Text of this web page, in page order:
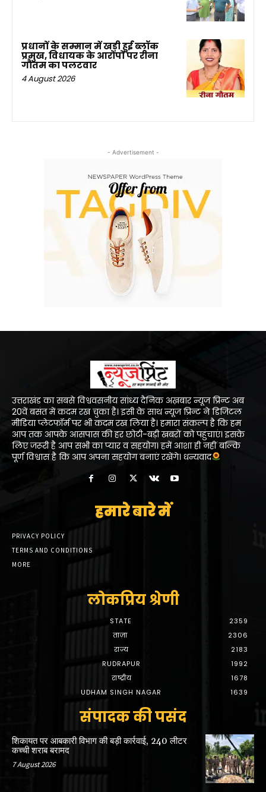
प्रधानों के सम्मान में खड़ी हुई ब्लॉक
प्रमुख, विधायक के आरोपों पर रीना
गौतम का पलटवार
4 August 2026
- Advertisement -
उत्तराखंड का सबसे विश्ववसनीय सांध्य दैनिक अख़बार न्यूज प्रिन्ट अब
20वें बसंत में कदम रख चुका है। इसी के साथ न्यूज प्रिन्ट ने डिजिटल
मीडिया प्लेटफॉर्म पर भी कदम रख लिया है। हमारा संकल्प है कि हम
आप तक आपके आसपास की हर छोटी-बड़ी खबरों को पहुंचाएं। इसके
लिए जरूरी है आप सभी का प्यार व सहयोग। हमें आशा ही नहीं बल्कि
पूर्ण विश्वास है कि आप अपना सहयोग बनाएं रखेंगे। धन्यवाद
हमारे बारे में
PRIVACY POLICY
TERMS AND CONDITIONS
MORE
लोकप्रिय श्रेणी
STATE
2359
ताज़ा
2306
राज्य
2183
RUDRAPUR
1992
राष्ट्रीय
1678
UDHAM SINGH NAGAR
1639
संपादक की पसंद
शिकायत पर आबकारी विभाग की बड़ी कार्रवाई, 240 लीटर
कच्ची शराब बरामद
7 August 2026